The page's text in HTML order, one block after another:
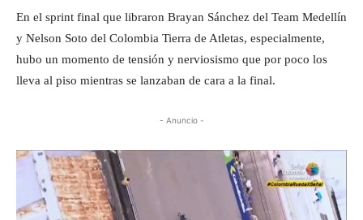
En el sprint final que libraron Brayan Sánchez del Team Medellín
y Nelson Soto del Colombia Tierra de Atletas, especialmente,
hubo un momento de tensión y nerviosismo que por poco los
lleva al piso mientras se lanzaban de cara a la final.
- Anuncio -